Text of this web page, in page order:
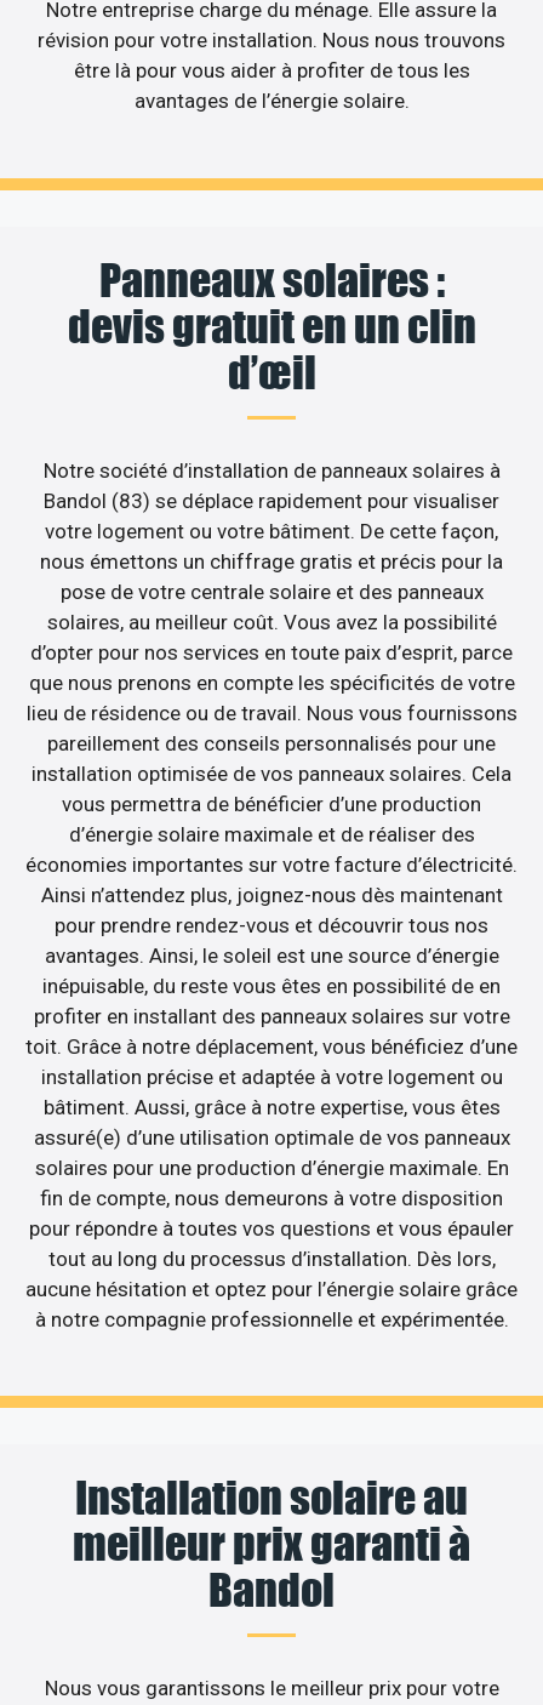
Notre entreprise charge du ménage. Elle assure la
révision pour votre installation. Nous nous trouvons
être là pour vous aider à profiter de tous les
avantages de l’énergie solaire.
Panneaux solaires :
devis gratuit en un clin
d’œil
Notre société d’installation de panneaux solaires à
Bandol (83) se déplace rapidement pour visualiser
votre logement ou votre bâtiment. De cette façon,
nous émettons un chiffrage gratis et précis pour la
pose de votre centrale solaire et des panneaux
solaires, au meilleur coût. Vous avez la possibilité
d’opter pour nos services en toute paix d’esprit, parce
que nous prenons en compte les spécificités de votre
lieu de résidence ou de travail. Nous vous fournissons
pareillement des conseils personnalisés pour une
installation optimisée de vos panneaux solaires. Cela
vous permettra de bénéficier d’une production
d’énergie solaire maximale et de réaliser des
économies importantes sur votre facture d’électricité.
Ainsi n’attendez plus, joignez-nous dès maintenant
pour prendre rendez-vous et découvrir tous nos
avantages. Ainsi, le soleil est une source d’énergie
inépuisable, du reste vous êtes en possibilité de en
profiter en installant des panneaux solaires sur votre
toit. Grâce à notre déplacement, vous bénéficiez d’une
installation précise et adaptée à votre logement ou
bâtiment. Aussi, grâce à notre expertise, vous êtes
assuré(e) d’une utilisation optimale de vos panneaux
solaires pour une production d’énergie maximale. En
fin de compte, nous demeurons à votre disposition
pour répondre à toutes vos questions et vous épauler
tout au long du processus d’installation. Dès lors,
aucune hésitation et optez pour l’énergie solaire grâce
à notre compagnie professionnelle et expérimentée.
Installation solaire au
meilleur prix garanti à
Bandol
Nous vous garantissons le meilleur prix pour votre